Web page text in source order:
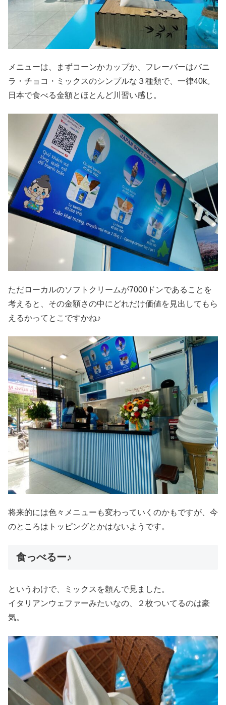
メニューは、まずコーンかカップか、フレーバーはバニ
ラ・チョコ・ミックスのシンプルな３種類で、一律40k。
日本で食べる金額とほとんど川習い感じ。
ただローカルのソフトクリームが7000ドンであることを
考えると、その金額さの中にどれだけ価値を見出してもら
えるかってとこですかね♪
将来的には色々メニューも変わっていくのかもですが、今
のところはトッピングとかはないようです。
食っべるー♪
というわけで、ミックスを頼んで見ました。
イタリアンウェファーみたいなの、２枚ついてるのは豪
気。